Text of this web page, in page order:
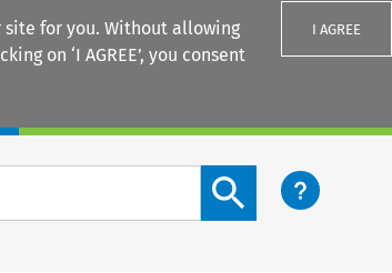
for you. Without allowing
on ‘I AGREE’, you consent
I AGREE
Search content button